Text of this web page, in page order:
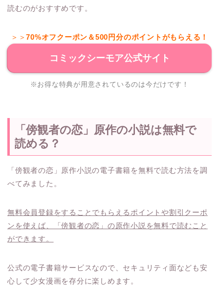
読むのがおすすめです。
＞＞70%オフクーポン＆500円分のポイントがもらえる！
コミックシーモア公式サイト
※お得な特典が用意されているのは今だけです！
「傍観者の恋」原作の小説は無料で
読める？
「傍観者の恋」原作小説の電子書籍を無料で読む方法を調
べてみました。
無料会員登録をすることでもらえるポイントや割引クーポ
ンを使えば、「傍観者の恋」の原作小説を無料で読むこと
ができます。
公式の電子書籍サービスなので、セキュリティ面なども安
心して少女漫画を存分に楽しめます。